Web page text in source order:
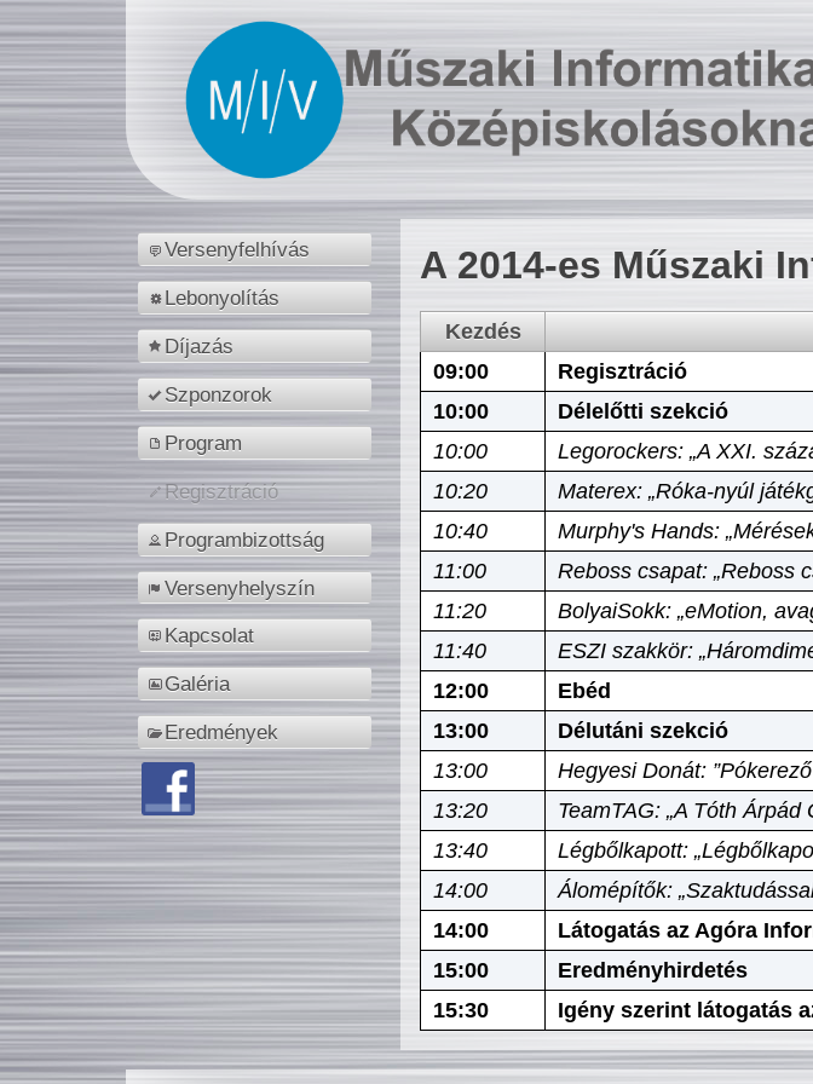
Versenyfelhívás
Lebonyolítás
Díjazás
Szponzorok
Program
Regisztráció
Programbizottság
Versenyhelyszín
Kapcsolat
Galéria
Eredmények
A 2014-es Műszaki
Kezdés
09:00
Regisztráció
10:00
Délelőtti szekció
10:00
Legorockers: „A XXI.
10:20
Materex: „Róka-nyúl
10:40
Murphy's Hands:
11:00
Reboss csapat: „Reboss
11:20
BolyaiSokk: „eMotion,
11:40
ESZI szakkör:
12:00
Ebéd
13:00
Délutáni szekció
13:00
Hegyesi Donát:
13:20
TeamTAG: „A Tóth
13:40
Légbőlkapott:
14:00
Álomépítők:
14:00
Látogatás az Agóra
15:00
Eredményhirdetés
15:30
Igény szerint látogatás